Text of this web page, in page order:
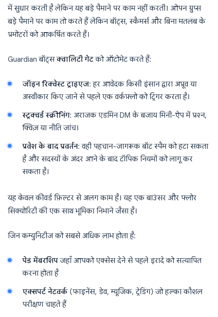
में सुधार करती है लेकिन यह बड़े पैमाने पर काम नहीं करती। ओपन ग्रुप्स
बड़े पैमाने पर काम तो करते हैं लेकिन बॉट्स, स्कैमर्स और बिना मतलब के
प्रमोटरों को आकर्षित करते हैं।
Guardian बॉट्सक्वालिटी गेटको ऑटोमेट करते हैं:
जॉइन रिक्वेस्ट ट्राइएज: हर आवेदक किसी इंसान द्वारा अप्रूव या
अस्वीकार किए जाने से पहले एक वर्कफ़्लो को ट्रिगर करता है।
स्ट्रक्चर्ड स्क्रीनिंग: अराजक एडमिन DM के बजाय मिनी-ऐप में प्रश्न,
क्विज़ या नीति जांच।
प्रवेश के बाद प्रवर्तन: वही पहचान-जागरूक बॉट स्पैम को हटा सकता
है और सदस्यों के अंदर आने के बाद टॉपिक नियमों को लागू कर
सकता है।
यह केवल कीवर्ड फ़िल्टर से अलग काम है। यह एक बाउंसर और फ्लोर
सिक्योरिटी की एक साथ भूमिका निभाने जैसा है।
जिन कम्युनिटीज को सबसे अधिक लाभ होता है:
पेड मेंबरशिपजहाँ आपको एक्सेस देने से पहले इरादे को सत्यापित
करना होता है
एक्सपर्ट नेटवर्क (फाइनेंस, डेव, म्यूजिक, ट्रेडिंग) जो हल्का कौशल
परीक्षण चाहते हैं